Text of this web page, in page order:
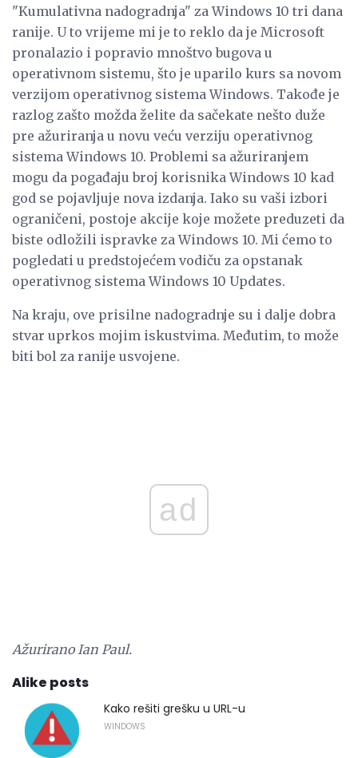
"Kumulativna nadogradnja" za Windows 10 tri dana
ranije. U to vrijeme mi je to reklo da je Microsoft
pronalazio i popravio mnoštvo bugova u
operativnom sistemu, što je uparilo kurs sa novom
verzijom operativnog sistema Windows. Takođe je
razlog zašto možda želite da sačekate nešto duže
pre ažuriranja u novu veću verziju operativnog
sistema Windows 10. Problemi sa ažuriranjem
mogu da pogađaju broj korisnika Windows 10 kad
god se pojavljuje nova izdanja. Iako su vaši izbori
ograničeni, postoje akcije koje možete preduzeti da
biste odložili ispravke za Windows 10. Mi ćemo to
pogledati u predstojećem vodiču za opstanak
operativnog sistema Windows 10 Updates.
Na kraju, ove prisilne nadogradnje su i dalje dobra
stvar uprkos mojim iskustvima. Međutim, to može
biti bol za ranije usvojene.
ad
Ažurirano Ian Paul.
Alike posts
Kako rešiti grešku u URL-u
WINDOWS